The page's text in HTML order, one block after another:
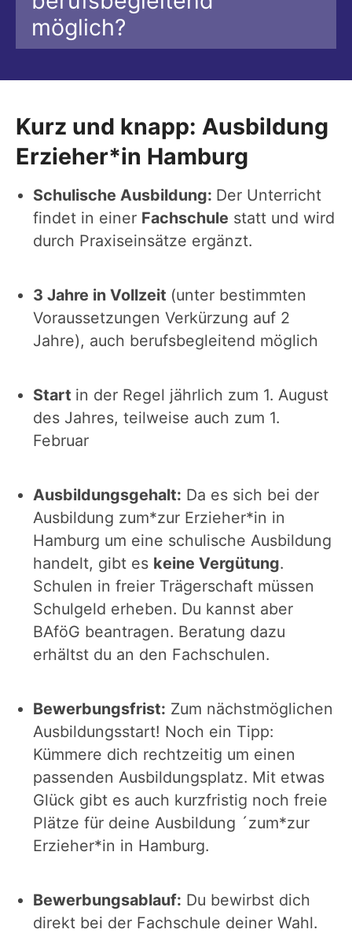
möglich?
Kurz und knapp: Ausbildung
Erzieher*in Hamburg
Schulische Ausbildung: Der Unterricht
findet in einer Fachschule statt und wird
durch Praxiseinsätze ergänzt.
3 Jahre in Vollzeit (unter bestimmten
Voraussetzungen Verkürzung auf 2
Jahre), auch berufsbegleitend möglich
Start in der Regel jährlich zum 1. August
des Jahres, teilweise auch zum 1.
Februar
Ausbildungsgehalt: Da es sich bei der
Ausbildung zum*zur Erzieher*in in
Hamburg um eine schulische Ausbildung
handelt, gibt es keine Vergütung.
Schulen in freier Trägerschaft müssen
Schulgeld erheben. Du kannst aber
BAföG beantragen. Beratung dazu
erhältst du an den Fachschulen.
Bewerbungsfrist: Zum nächstmöglichen
Ausbildungsstart! Noch ein Tipp:
Kümmere dich rechtzeitig um einen
passenden Ausbildungsplatz. Mit etwas
Glück gibt es auch kurzfristig noch freie
Plätze für deine Ausbildung ´zum*zur
Erzieher*in in Hamburg.
Bewerbungsablauf: Du bewirbst dich
direkt bei der Fachschule deiner Wahl.